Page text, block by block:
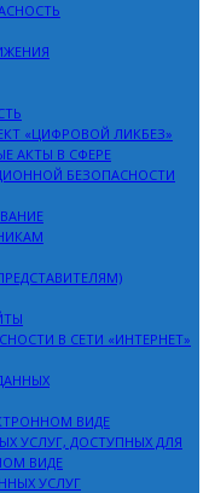
«ЦИФРОВОЙ ЛИКБЕЗ»
АКТЫ В СФЕРЕ
БЕЗОПАСНОСТИ
В СЕТИ «ИНТЕРНЕТ»
ВИДЕ
УСЛУГ, ДОСТУПНЫХ ДЛЯ
ВИДЕ
УСЛУГ